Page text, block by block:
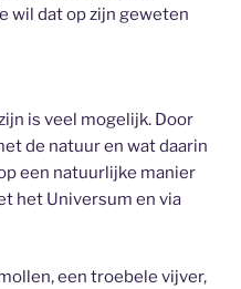
wil dat op zijn geweten
is veel mogelijk. Door
de natuur en wat daarin
een natuurlijke manier
het Universum en via
een troebele vijver,